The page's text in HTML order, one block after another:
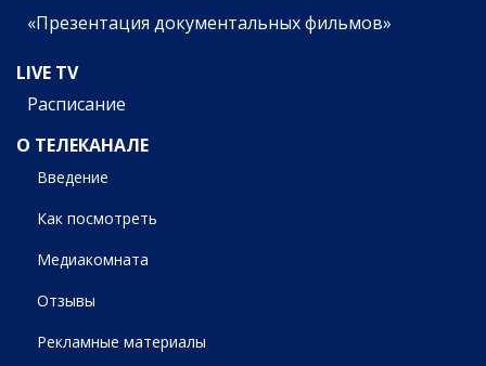
«Презентация документальных фильмов»
LIVE TV
Расписание
О ТЕЛЕКАНАЛЕ
Введение
Как посмотреть
Медиакомната
Отзывы
Рекламные материалы